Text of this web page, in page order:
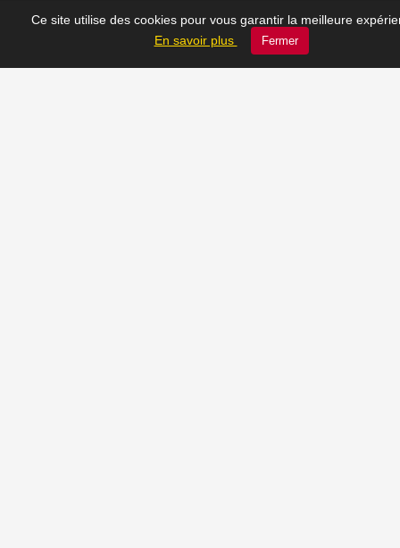
Ce site utilise des cookies pour vous garantir la meilleure
En savoir plus
Fermer